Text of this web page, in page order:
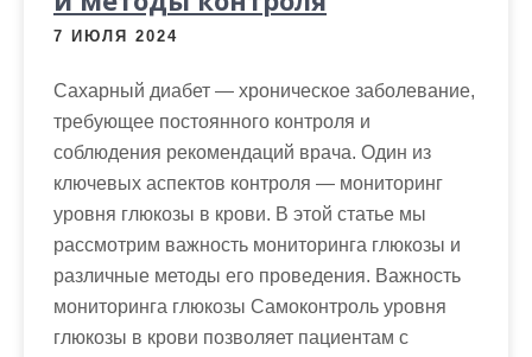
7 ИЮЛЯ 2024
Сахарный диабет — хроническое заболевание,
требующее постоянного контроля и
соблюдения рекомендаций врача. Один из
ключевых аспектов контроля — мониторинг
уровня глюкозы в крови. В этой статье мы
рассмотрим важность мониторинга глюкозы и
различные методы его проведения. Важность
мониторинга глюкозы Самоконтроль уровня
глюкозы в крови позволяет пациентам с